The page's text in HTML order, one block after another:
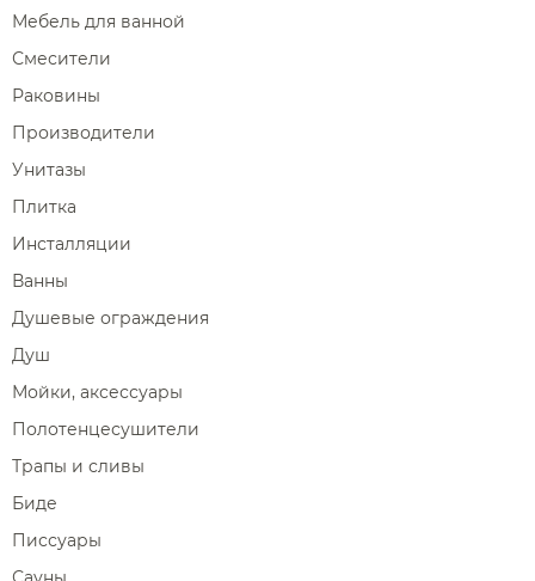
Мебель для ванной
Смесители
Раковины
Производители
Унитазы
Плитка
Инсталляции
Ванны
Душевые ограждения
Душ
Мойки, аксессуары
Полотенцесушители
Трапы и сливы
Биде
Писсуары